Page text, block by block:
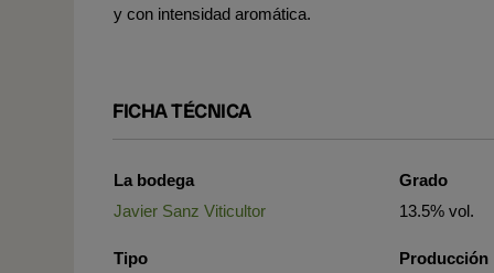
y con intensidad aromática.
FICHA TÉCNICA
La bodega
Javier Sanz Viticultor
Tipo
Grado
13.5% vol.
Producción